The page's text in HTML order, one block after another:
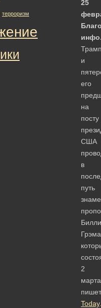
25
и
его
на
посту
США
в
путь
Билли
2
Today.
терроризм